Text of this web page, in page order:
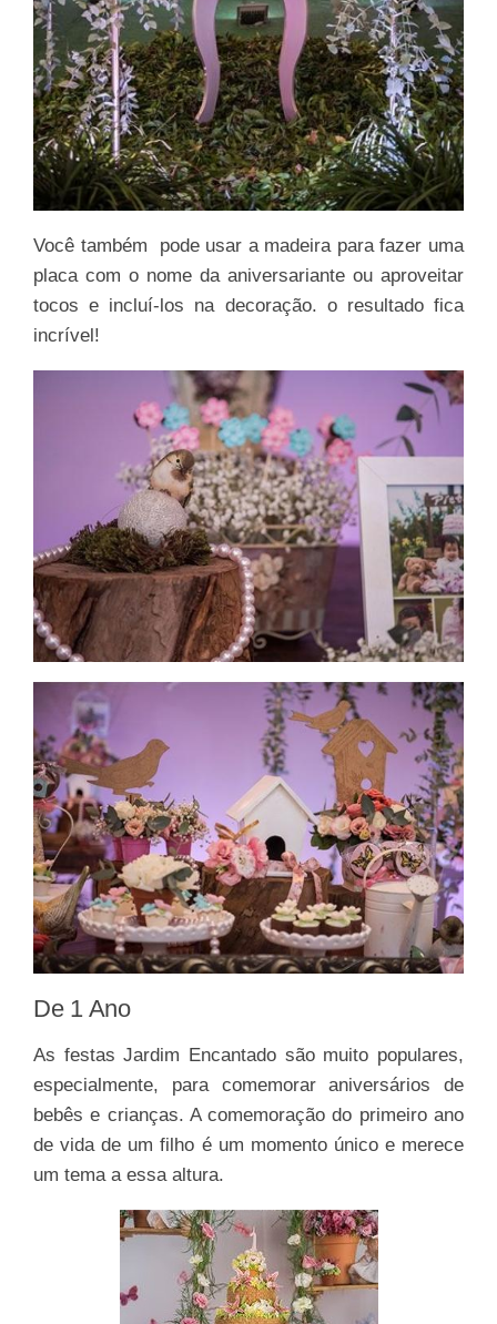
Você também pode usar a madeira para fazer uma
placa com o nome da aniversariante ou aproveitar
tocos e incluí-los na decoração. o resultado fica
incrível!
De 1 Ano
As festas Jardim Encantado são muito populares,
especialmente, para comemorar aniversários de
bebês e crianças. A comemoração do primeiro ano
de vida de um filho é um momento único e merece
um tema a essa altura.